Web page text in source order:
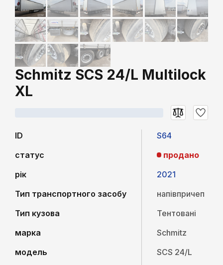
Schmitz SCS 24/L Multilock
XL
ID
статус
рік
Тип транспортного засобу
Тип кузова
марка
модель
S64
продано
2021
напівпричеп
Тентовані
Schmitz
SCS 24/L